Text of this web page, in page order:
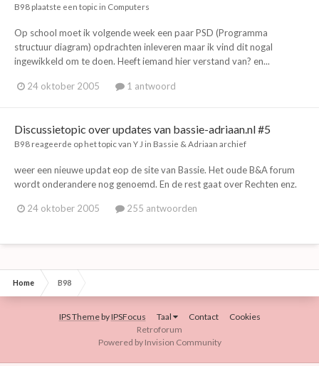
B98 plaatste een topic in Computers
Op school moet ik volgende week een paar PSD (Programma
structuur diagram) opdrachten inleveren maar ik vind dit nogal
ingewikkeld om te doen. Heeft iemand hier verstand van? en...
24 oktober 2005 1 antwoord
Discussietopic over updates van bassie-adriaan.nl #5
B98 reageerde op het topic van Y J in Bassie & Adriaan archief
weer een nieuwe updat eop de site van Bassie. Het oude B&A forum
wordt onderandere nog genoemd. En de rest gaat over Rechten enz.
24 oktober 2005 255 antwoorden
Home B98
IPS ThemebyIPSFocus Taal Contact
Cookies
Retroforum
Powered by Invision Community